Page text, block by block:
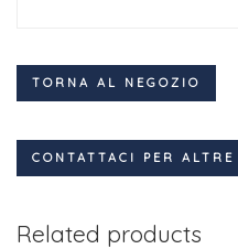
TORNA AL NEGOZIO
CONTATTACI PER
Related products